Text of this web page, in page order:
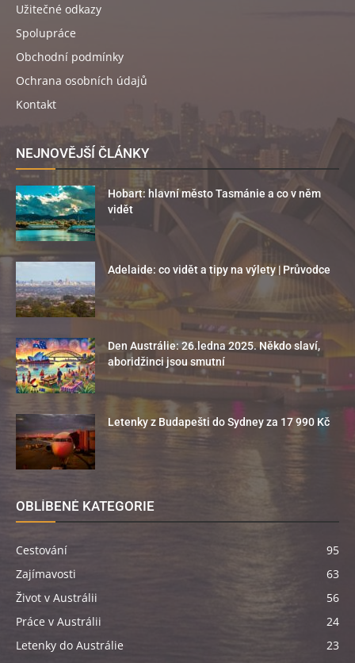
Užitečné odkazy
Spolupráce
Obchodní podmínky
Ochrana osobních údajů
Kontakt
NEJNOVĚJŠÍ ČLÁNKY
Hobart: hlavní město Tasmánie a co v něm
vidět
Adelaide: co vidět a tipy na výlety | Průvodce
Den Austrálie: 26.ledna 2025. Někdo slaví,
aboridžinci jsou smutní
Letenky z Budapešti do Sydney za 17 990 Kč
OBLÍBENÉ KATEGORIE
Cestování
95
Zajímavosti
63
Život v Austrálii
56
Práce v Austrálii
24
Letenky do Austrálie
23